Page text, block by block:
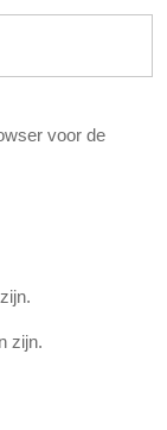
voor de
zijn.